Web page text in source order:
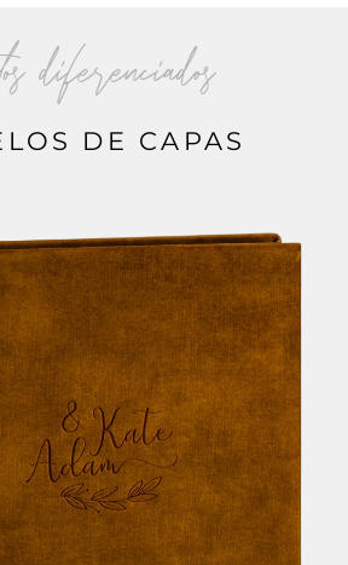
diferenciados
DE CAPAS